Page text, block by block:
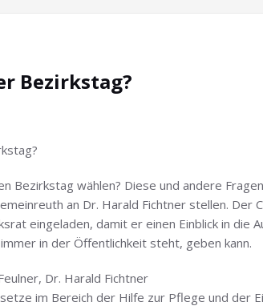
Bezirkstag?
Bezirkstag wählen? Diese und andere
an Dr. Harald Fichtner stellen. Der
eingeladen, damit er einen Einblick in die
in der Öffentlichkeit steht, geben kann.
Dr. Harald Fichtner
im Bereich der Hilfe zur Pflege und der